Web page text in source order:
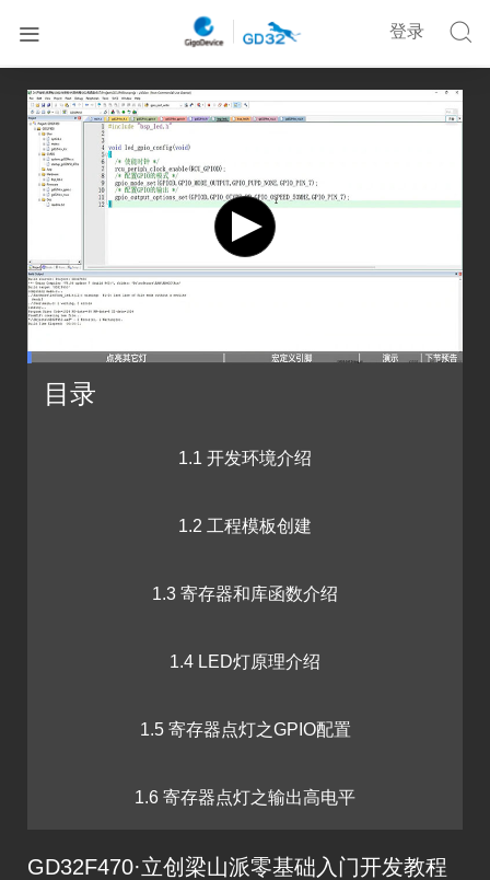
 
登录
首页 GD32F470·立创梁山派零基础入门开发教程
目录
1.1 开发环境介绍
1.2 工程模板创建
1.3 寄存器和库函数介绍
1.4 LED灯原理介绍
1.5 寄存器点灯之GPIO配置
1.6 寄存器点灯之输出高电平
1.7 VSCode安装
GD32F470·立创梁山派零基础入门开发教程